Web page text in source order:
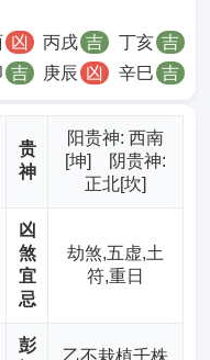
吉 庚辰 凶 辛巳 吉
凶 丙戌 吉 丁亥 吉
贵
神
阳贵神: 西南
[坤] 阴贵神:
正北[坎]
凶
煞
宜
忌
劫煞,五虚,土
符,重日
彭
乙不栽植千株